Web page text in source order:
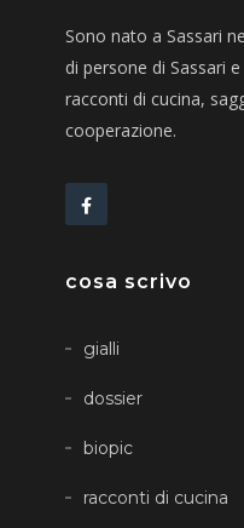
Sono nato a Sassari
di persone di Sassari
racconti di cucina,
cooperazione.
cosa scrivo
gialli
dossier
biopic
racconti di cucina